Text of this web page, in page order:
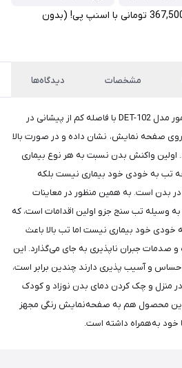
4 قسط ماهانه 367,500 تومانی با اسنپ ‌پی! (بدون
مشخصات دیدگاه‌ها
تب سنج دیجیتال غیر تماسی گلامور مدل DET-102 با فاصله کم از پیشانی در
روی صفحه نمایش، نشان داده و در صورت بالا
واکنش بدن نسبت به هر نوع بیماری
تب به خودی خود بیماری نیست بلکه
بدن است. به همین منظور در معاینات
وسیله تب سنج جزو اولین اقدامات است، که
خود بیماری نیست اما تب بالا باعث
جبران ناپذیری به جای می‌گذارد. این
و آسیب پذیری دارند چندین برابر است،
منزل و چک کردن دمای بدن نوزاد و کودک
این محصول هم به صفحه‌نمایش رنگی مجهز
خود به‌همراه داشته است.